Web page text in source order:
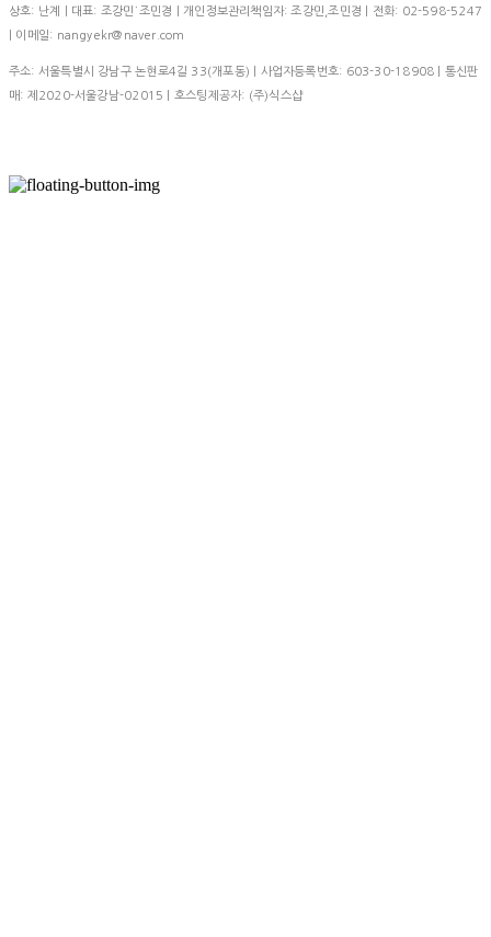
상호: 난계 | 대표: 조강민˙조민경 | 개인정보관리책임자: 조강민,조민경 | 전화: 02-598-5247
| 이메일: nangyekr@naver.com
주소: 서울특별시 강남구 논현로4길 33(개포동) | 사업자등록번호: 603-30-18908 | 통신판
매: 제2020-서울강남-02015 | 호스팅제공자: (주)식스샵